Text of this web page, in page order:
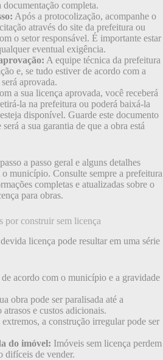
documentação completa.
Após a protocolização, acompanhe o
através do site da prefeitura ou
o setor responsável. É importante estar
eventual exigência.
A equipe técnica da prefeitura
e, se tudo estiver de acordo com a
aprovada.
a sua licença aprovada, você receberá
la na prefeitura ou poderá baixá-la
disponível. Guarde este documento
a sua garantia de que a obra está
a passo geral e alguns detalhes
município. Consulte sempre a prefeitura
completas e atualizadas sobre o
para obras.
por construir sem licença
licença pode resultar em uma série
acordo com o município e a gravidade
obra pode ser paralisada até a
e custos adicionais.
extremos, a construção irregular pode ser
do imóvel: Imóveis sem licença perdem
difíceis de vender.